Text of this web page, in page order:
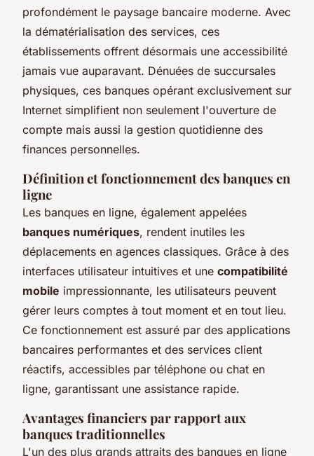
profondément le paysage bancaire moderne. Avec
la dématérialisation des services, ces
établissements offrent désormais une accessibilité
jamais vue auparavant. Dénuées de succursales
physiques, ces banques opérant exclusivement sur
Internet simplifient non seulement l'ouverture de
compte mais aussi la gestion quotidienne des
finances personnelles.
Définition et fonctionnement des banques en
ligne
Les banques en ligne, également appelées
banques numériques, rendent inutiles les
déplacements en agences classiques. Grâce à des
interfaces utilisateur intuitives et une compatibilité
mobile impressionnante, les utilisateurs peuvent
gérer leurs comptes à tout moment et en tout lieu.
Ce fonctionnement est assuré par des applications
bancaires performantes et des services client
réactifs, accessibles par téléphone ou chat en
ligne, garantissant une assistance rapide.
Avantages financiers par rapport aux
banques traditionnelles
L'un des plus grands attraits des banques en ligne